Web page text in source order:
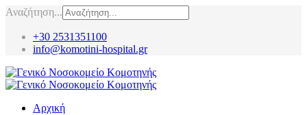
Αναζήτηση...
+30 2531351100
info@komotini-hospital.gr
Αρχική